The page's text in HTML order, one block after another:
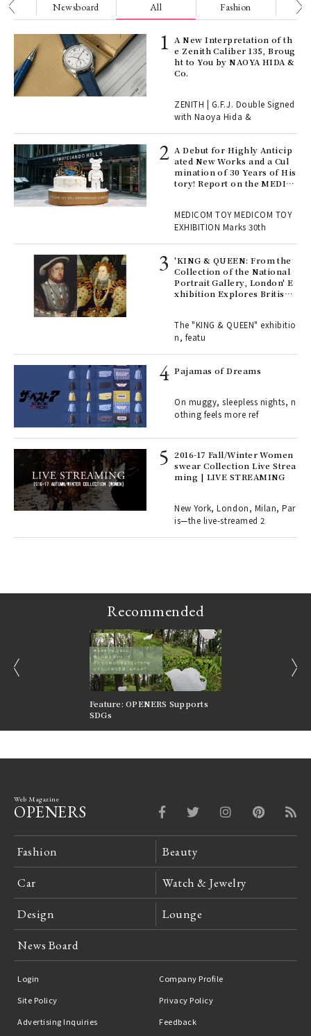
Newsboard All Fashion
A New Interpretation of th
e Zenith Caliber 135, Broug
ht to You by NAOYA HIDA &
Co.
ZENITH | G.F.J. Double Signed
with Naoya Hida &
A Debut for Highly Anticip
ated New Works and a Cul
mination of 30 Years of His
tory! Report on the MEDIC
TOY
MEDICOM TOY MEDICOM TOY
EXHIBITION Marks 30th
'KING & QUEEN: From the
Collection of the National
Portrait Gallery, London' E
xhibition Explores British
The "KING & QUEEN" exhibitio
n, featu
Pajamas of Dreams
On muggy, sleepless nights, n
othing feels more ref
2016-17 Fall/Winter Women
swear Collection Live Strea
ming | LIVE STREAMING
New York, London, Milan, Par
is—the live-streamed 2
Recommended
Feature: OPENERS Supports
SDGs
Web Magazine
OPENERS
Fashion Beauty
Car Watch & Jewelry
Design Lounge
News Board
Login
Company Profile
Site Policy
Privacy Policy
Advertising Inquiries
Feedback